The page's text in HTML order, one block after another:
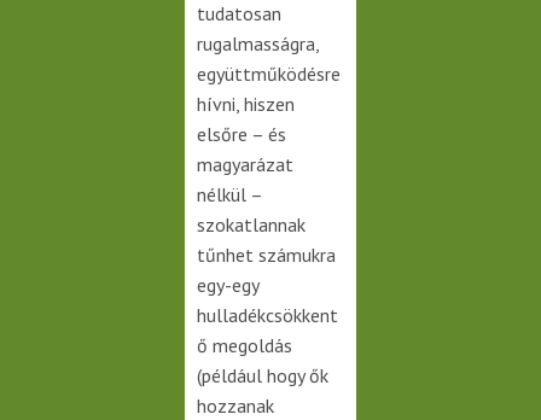
tudatosan
rugalmasságra,
együttműködésre
hívni, hiszen
elsőre – és
magyarázat
nélkül –
szokatlannak
tűnhet számukra
egy-egy
hulladékcsökkent
ő megoldás
(például hogy ők
hozzanak